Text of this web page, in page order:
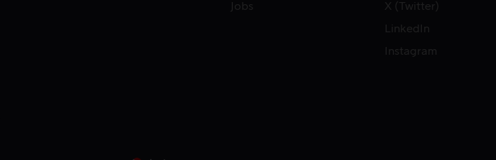
Jobs
X (Twitter)
LinkedIn
Instagram